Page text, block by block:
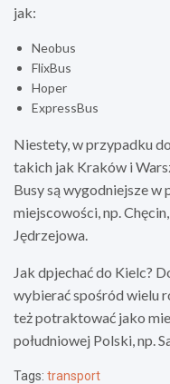
jak:
Neobus
FlixBus
Hoper
ExpressBus
Niestety, w przypadku
takich jak Kraków i
Busy są wygodniejsze
miejscowości, np.
Jędrzejowa.
Jak dpjechać do Kielc?
wybierać spośród wielu
też potraktować jako
południowej Polski, np.
Tags: transport